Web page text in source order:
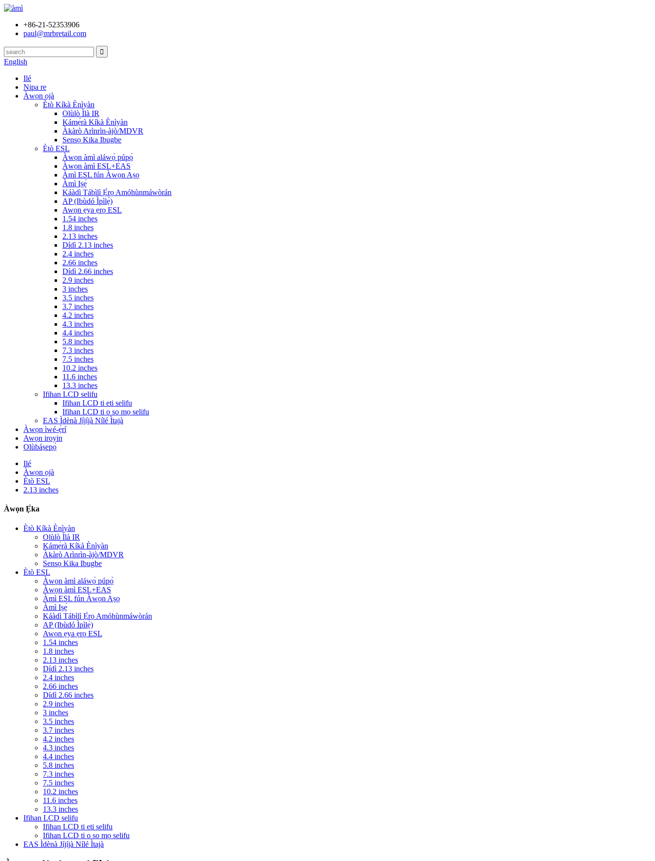
+86-21-52353906
paul@mrbretail.com
English
Ilé
Nipa re
Àwọn ọjà
Ètò Kíkà Ènìyàn
Olùlò Ìlà IR
Kámẹ́rà Kíkà Ènìyàn
Àkàrò Arìnrìn-àjò/MDVR
Sensọ Kika Ibugbe
Ètò ESL
Àwọn àmì aláwọ̀ púpọ̀
Àwọn àmì ESL+EAS
Àmì ESL fún Àwọn Aṣọ
Àmì Iṣẹ́
Káàdì Tábìlì Ẹ̀rọ Amóhùnmáwòrán
AP (Ibùdó Ìpìlẹ̀)
Awọn ẹya ẹrọ ESL
1.54 inches
1.8 inches
2.13 inches
Dídì 2.13 inches
2.4 inches
2.66 inches
Dídì 2.66 inches
2.9 inches
3 inches
3.5 inches
3.7 inches
4.2 inches
4.3 inches
4.4 inches
5.8 inches
7.3 inches
7.5 inches
10.2 inches
11.6 inches
13.3 inches
Ifihan LCD selifu
Ifihan LCD ti eti selifu
Ifihan LCD ti o so mọ selifu
EAS Ìdènà Jíjíjà Nílé Ìtajà
Àwọn ìwé-ẹ̀rí
Awọn iroyin
Olùbáṣepọ̀
Ilé
Àwọn ọjà
Ètò ESL
2.13 inches
Àwọn Ẹ̀ka
Ètò Kíkà Ènìyàn
Olùlò Ìlà IR
Kámẹ́rà Kíkà Ènìyàn
Àkàrò Arìnrìn-àjò/MDVR
Sensọ Kika Ibugbe
Ètò ESL
Àwọn àmì aláwọ̀ púpọ̀
Àwọn àmì ESL+EAS
Àmì ESL fún Àwọn Aṣọ
Àmì Iṣẹ́
Káàdì Tábìlì Ẹ̀rọ Amóhùnmáwòrán
AP (Ibùdó Ìpìlẹ̀)
Awọn ẹya ẹrọ ESL
1.54 inches
1.8 inches
2.13 inches
Dídì 2.13 inches
2.4 inches
2.66 inches
Dídì 2.66 inches
2.9 inches
3 inches
3.5 inches
3.7 inches
4.2 inches
4.3 inches
4.4 inches
5.8 inches
7.3 inches
7.5 inches
10.2 inches
11.6 inches
13.3 inches
Ifihan LCD selifu
Ifihan LCD ti eti selifu
Ifihan LCD ti o so mọ selifu
EAS Ìdènà Jíjíjà Nílé Ìtajà